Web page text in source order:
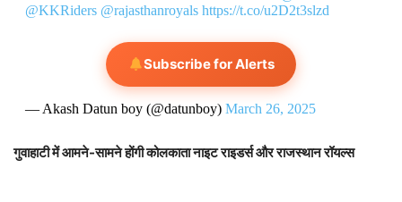
@KKRiders @rajasthanroyals https://t.co/u2D2t3slzd
Subscribe for Alerts
— Akash Datun boy (@datunboy) March 26, 2025
गुवाहाटी में आमने-सामने होंगी कोलकाता नाइट राइडर्स और राजस्थान रॉयल्स